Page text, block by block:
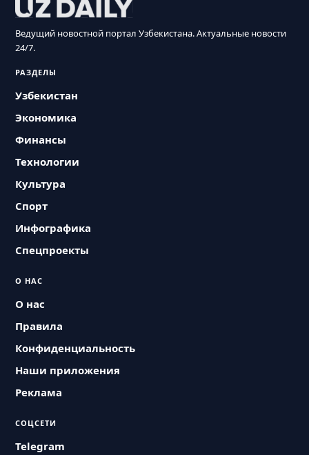
Ведущий новостной портал Узбекистана. Актуальные новости
24/7.
РАЗДЕЛЫ
Узбекистан
Экономика
Финансы
Технологии
Культура
Спорт
Инфографика
Спецпроекты
О НАС
О нас
Правила
Конфиденциальность
Наши приложения
Реклама
СОЦСЕТИ
Telegram